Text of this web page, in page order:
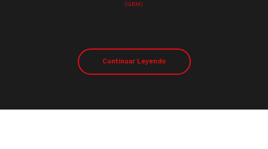
(GEM)
Continuar Leyendo